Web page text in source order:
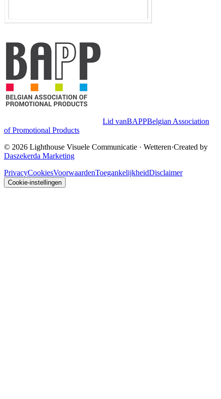
Lid vanBAPPBelgian Association
of Promotional Products
© 2026 Lighthouse Visuele Communicatie · Wetteren·Created by
Daszekerda Marketing
PrivacyCookiesVoorwaardenToegankelijkheidDisclaimer
Cookie-instellingen